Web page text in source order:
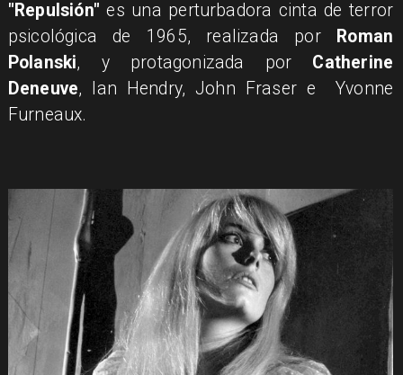
"Repulsión" es una perturbadora cinta de terror
psicológica de 1965, realizada por
Roman
Polanski, y protagonizada por Catherine
Deneuve, Ian Hendry, John Fraser e Yvonne
Furneaux.